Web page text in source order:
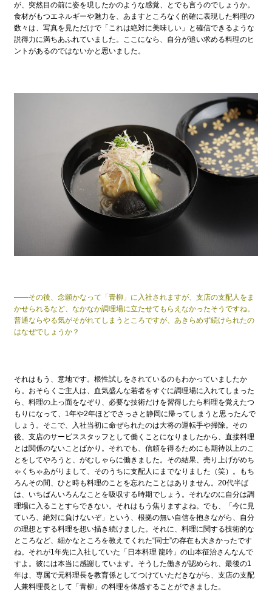
が、突然目の前に姿を現したかのような感覚、とでも言うのでしょうか。
食材がもつエネルギーや魅力を、あますところなく的確に表現した料理の
数々は、写真を見ただけで「これは絶対に美味しい」と確信できるような
説得力に満ちあふれていました。ここになら、自分が追い求める料理のヒ
ントがあるのではないかと思いました。
——その後、念願かなって「青柳」に入社されますが、支店の支配人をま
かせられるなど、なかなか調理場に立たせてもらえなかったそうですね。
普通ならやる気がそがれてしまうところですが、あきらめず続けられたの
はなぜでしょうか？
それはもう、意地です。根性試しをされているのもわかっていましたか
ら。おそらくご主人は、血気盛んな若者をすぐに調理場に入れてしまった
ら、料理の上っ面をなぞり、必要な技術だけを習得したら料理を覚えたつ
もりになって、1年や2年ほどでさっさと静岡に帰ってしまうと思ったんで
しょう。そこで、入社当初に命ぜられたのは大将の運転手や掃除。その
後、支店のサービススタッフとして働くことになりましたから、直接料理
とは関係のないことばかり。それでも、信頼を得るためにも期待以上のこ
とをしてやろうと、がむしゃらに働きました。その結果、売り上げがめち
ゃくちゃあがりまして、そのうちに支配人にまでなりました（笑）。もち
ろんその間、ひと時も料理のことを忘れたことはありません。20代半ば
は、いちばんいろんなことを吸収する時期でしょう。それなのに自分は調
理場に入ることすらできない。それはもう焦りますよね。でも、「今に見
ていろ、絶対に負けないぞ」という、根拠の無い自信を抱きながら、自分
の理想とする料理を想い描き続けました。それに、料理に関する技術的な
ところなど、細かなところを教えてくれた“同士”の存在も大きかったです
ね。それが1年先に入社していた「日本料理 龍吟」の山本征治さんなんで
すよ。彼には本当に感謝しています。そうした働きが認められ、最後の1
年は、専属で元料理長を教育係としてつけていただきながら、支店の支配
人兼料理長として「青柳」の料理を体感することができました。